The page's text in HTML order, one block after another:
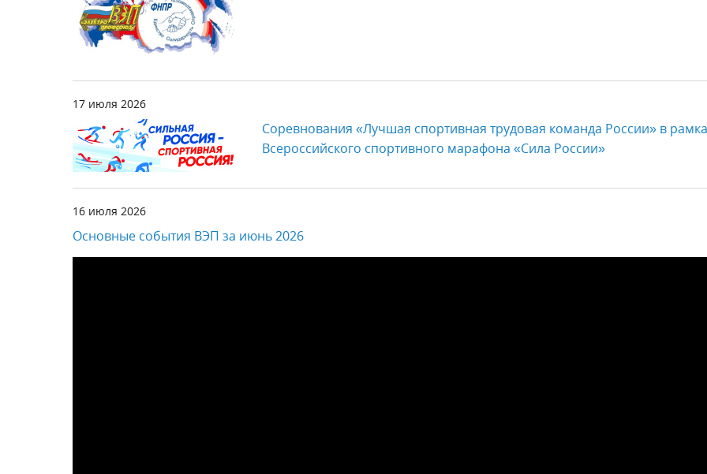
17 июля 2026
Соревнования «Лучшая спортивная трудовая команда России» в
Всероссийского спортивного марафона «Сила России»
16 июля 2026
Основные события ВЭП за июнь 2026